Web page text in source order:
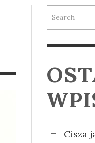
W RELACJI
2024
Cisza